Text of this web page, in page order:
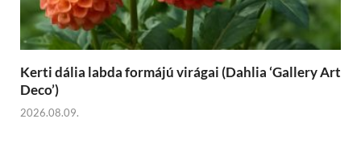
Kerti dália labda formájú virágai (Dahlia ‘Gallery Art
Deco’)
2026.08.09.